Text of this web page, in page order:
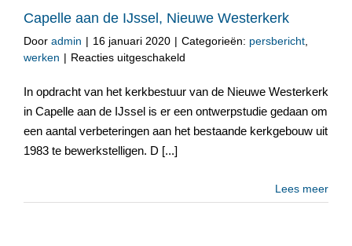
Capelle aan de IJssel, Nieuwe Westerkerk
Door admin | 16 januari 2020 | Categorieën: persbericht
werken | Reacties uitgeschakeld
aan
Nieuwe
In opdracht van het kerkbestuur van de Nieuwe Westerkerk
in Capelle aan de IJssel is er een ontwerpstudie gedaan om
een aantal verbeteringen aan het bestaande kerkgebouw uit
1983 te bewerkstelligen. D [...]
Lees meer